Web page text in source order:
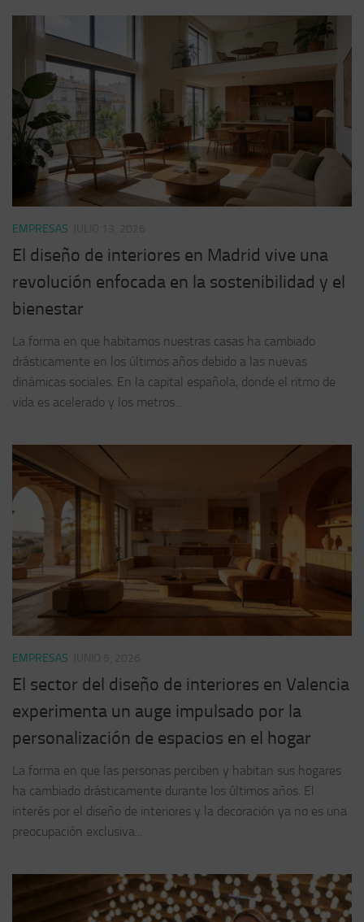
EMPRESAS
El diseño de interiores en Madrid vive una
revolución enfocada en la sostenibilidad y el
bienestar
La forma en que habitamos nuestras casas ha cambiado
drásticamente en los últimos años debido a las nuevas
dinámicas sociales. En la capital española, donde el ritmo de
vida es acelerado y los metros...
EMPRESAS
El sector del diseño de interiores en Valencia
experimenta un auge impulsado por la
personalización de espacios en el hogar
La forma en que las personas perciben y habitan sus hogares
ha cambiado drásticamente durante los últimos años. El
interés por el diseño de interiores y la decoración ya no es una
preocupación exclusiva...